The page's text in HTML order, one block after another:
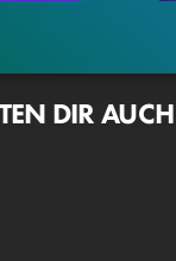
DIR